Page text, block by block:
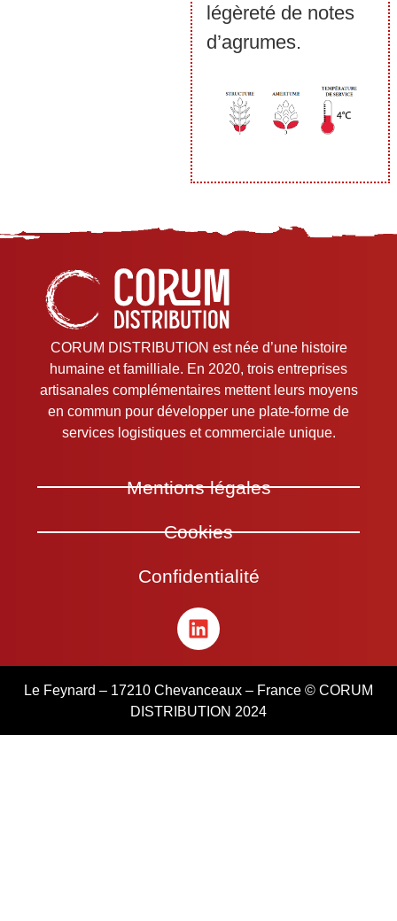
légèreté de notes
d’agrumes.
CORUM DISTRIBUTION est née d’une histoire
humaine et familliale. En 2020, trois entreprises
artisanales complémentaires mettent leurs moyens
en commun pour développer une plate-forme de
services logistiques et commerciale unique.
Mentions légales
Cookies
Confidentialité
Le Feynard – 17210 Chevanceaux – France © CORUM
DISTRIBUTION 2024